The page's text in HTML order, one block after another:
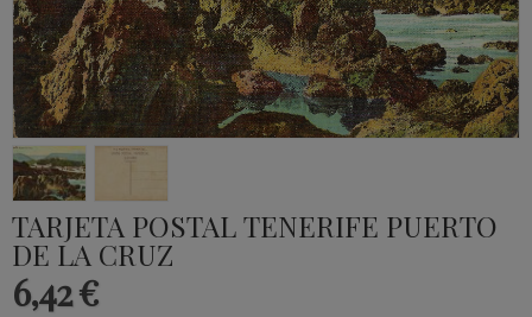
TARJETA POSTAL TENERIFE PUERTO
DE LA CRUZ
6,42 €